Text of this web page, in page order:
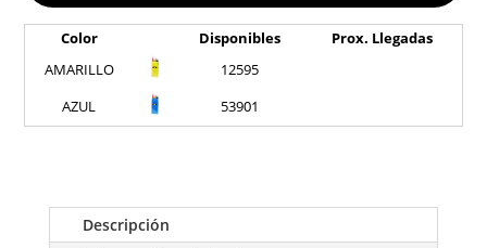
Color Disponibles
Prox. Llegadas
AMARILLO
12595
AZUL
53901
Descripción